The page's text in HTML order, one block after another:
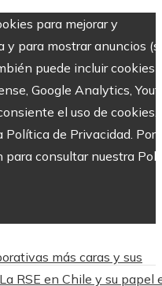
para mejorar y
y para mostrar anuncios
puede incluir cookies
Google Analytics,
el uso de cookies.
Política de Privacidad. Por
consultar nuestra
más caras y sus
La RSE en Chile y su papel